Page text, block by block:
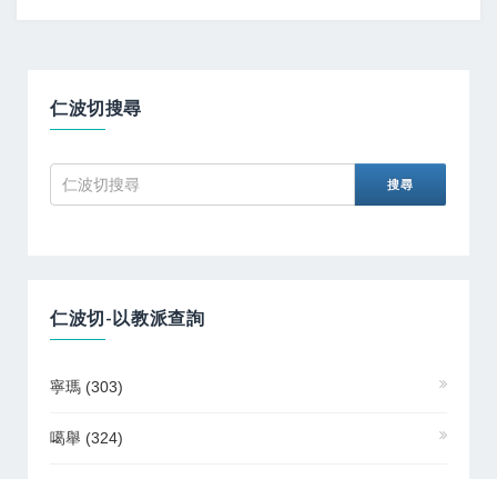
仁波切搜尋
仁波切-以教派查詢
寧瑪 (303)
噶舉 (324)